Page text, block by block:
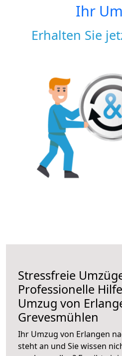
Ihr
Erhalten Sie
Stressfreie
Professionelle
Umzug von
Grevesmühlen
Ihr Umzug von Erlangen
steht an und Sie wissen